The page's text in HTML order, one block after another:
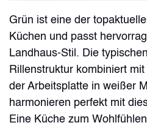
Grün ist eine der
Küchen und passt
Landhaus-Stil. Die
Rillenstruktur kombiniert
der Arbeitsplatte in weißer
harmonieren perfekt mit
Eine Küche zum